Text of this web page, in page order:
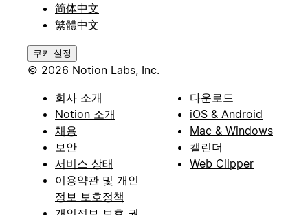
简体中文
繁體中文
쿠키 설정
© 2026 Notion Labs, Inc.
회사 소개
Notion 소개
채용
보안
서비스 상태
이용약관 및 개인
정보 보호정책
다운로드
iOS & Android
Mac & Windows
캘린더
Web Clipper